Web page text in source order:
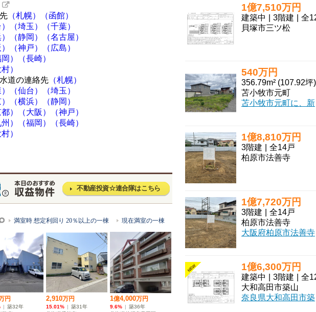
（札幌）
（函館）
（埼玉）
（千葉）
（静岡）
（名古屋）
（神戸）
（広島）
岡）
（長崎）
村）
道の連絡先 （札幌）
（仙台）
（埼玉）
（横浜）
（静岡）
都） （大阪）
（神戸）
） （福岡）
（長崎）
村）
不動産投資☆連合隊はこちら
1億7,510万円
建築中 3階建
全
貝塚市三ツ松
540万円
356.79m² (107.92坪)
苫小牧市元町
1億8,810万円
3階建
全14戸
柏原市法善寺
1億7,720万円
3階建
全14戸
柏原市法善寺
NEW 1億6,300万円
建築中 3階建
全
大和高田市築山